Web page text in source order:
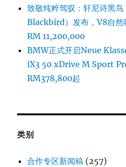
致敬纯粹驾驭：轩尼诗黑
Blackbird）发布，V8自然
RM 11,200,000
BMW正式开启Neue
iX3 50 xDrive M Sport
RM378,800起
类别
合作专区新闻稿 (257)